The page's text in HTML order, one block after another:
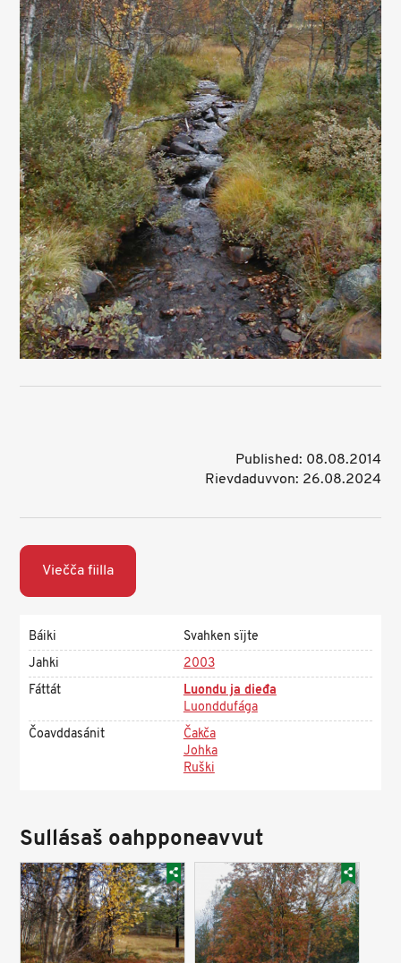
Published: 08.08.2014
Rievdaduvvon: 26.08.2024
Viečča fiilla
Báiki
Svahken sïjte
Jahki
2003
Fáttát
Luondu ja dieđa
Luonddufága
Čoavddasánit
Čakča
Johka
Ruški
Sullásaš oahpponeavvut